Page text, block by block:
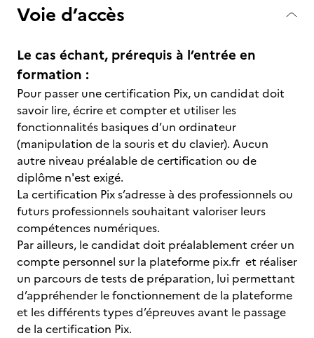
Voie d’accès
Le cas échant, prérequis à l’entrée en
formation :
Pour passer une certification Pix, un candidat doit
savoir lire, écrire et compter et utiliser les
fonctionnalités basiques d’un ordinateur
(manipulation de la souris et du clavier). Aucun
autre niveau préalable de certification ou de
diplôme n'est exigé.
La certification Pix s’adresse à des professionnels ou
futurs professionnels souhaitant valoriser leurs
compétences numériques.
Par ailleurs, le candidat doit préalablement créer un
compte personnel sur la plateforme pix.fr et réaliser
un parcours de tests de préparation, lui permettant
d’appréhender le fonctionnement de la plateforme
et les différents types d’épreuves avant le passage
de la certification Pix.